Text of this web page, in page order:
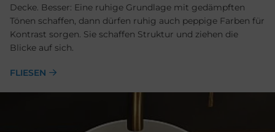
Decke. Besser: Eine ruhige Grundlage mit gedämpften
Tönen schaffen, dann dürfen ruhig auch peppige Farben für
Kontrast sorgen. Sie schaffen Struktur und ziehen die
Blicke auf sich.
FLIESEN